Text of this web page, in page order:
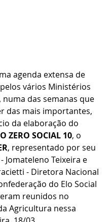
agenda extensa de
vários Ministérios
numa das semanas que
das mais importantes,
da elaboração do
ZERO SOCIAL 10, o
, representado por seu
Jomateleno Teixeira e
- Diretora Nacional
do Elo Social
reunidos no
Agricultura nessa